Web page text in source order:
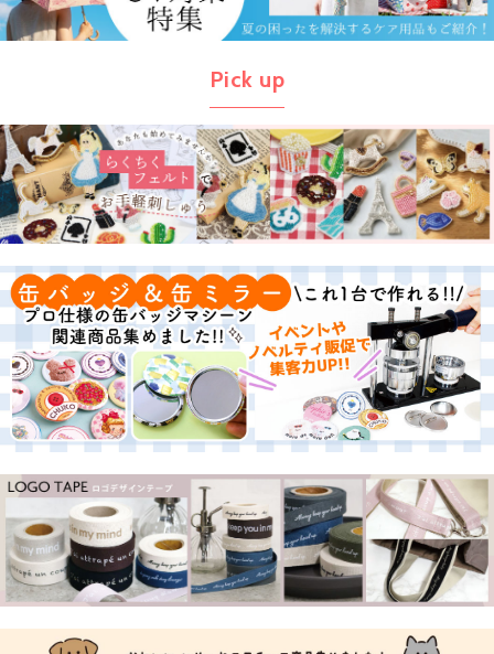
Pick up